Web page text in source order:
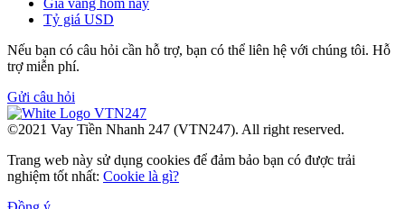
Giá vàng hôm nay
Tỷ giá USD
Nếu bạn có câu hỏi cần hỗ trợ, bạn có thể liên hệ với chúng tôi. Hỗ
trợ miễn phí.
Gửi câu hỏi
©2021 Vay Tiền Nhanh 247 (VTN247). All right reserved.
Trang web này sử dụng cookies để đảm bảo bạn có được trải
nghiệm tốt nhất: Cookie là gì?